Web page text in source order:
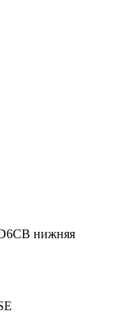
нижняя